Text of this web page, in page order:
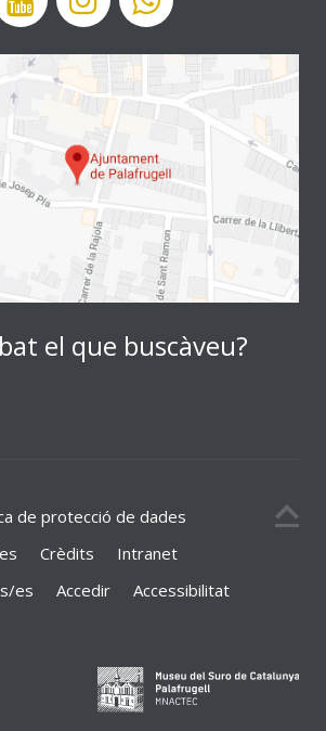
el que buscàveu?
de protecció de dades
Crèdits
Intranet
es
Accedir
Accessibilitat